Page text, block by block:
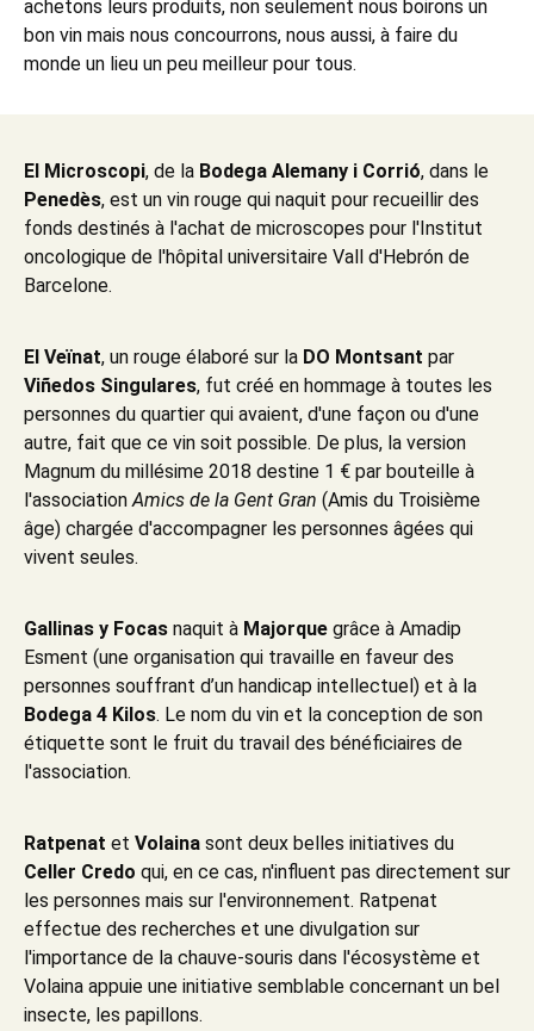
achetons leurs produits, non seulement nous boirons un
bon vin mais nous concourrons, nous aussi, à faire du
monde un lieu un peu meilleur pour tous.
El Microscopi, de la Bodega Alemany i Corrió, dans le
Penedès, est un vin rouge qui naquit pour recueillir des
fonds destinés à l'achat de microscopes pour l'Institut
oncologique de l'hôpital universitaire Vall d'Hebrón de
Barcelone.
El Veïnat, un rouge élaboré sur la DO Montsant par
Viñedos Singulares, fut créé en hommage à toutes les
personnes du quartier qui avaient, d'une façon ou d'une
autre, fait que ce vin soit possible. De plus, la version
Magnum du millésime 2018 destine 1 € par bouteille à
l'associationAmics de la Gent Gran (Amis du Troisième
âge) chargée d'accompagner les personnes âgées qui
vivent seules.
Gallinas y Focas naquit à Majorque grâce à Amadip
Esment (une organisation qui travaille en faveur des
personnes souffrant d’un handicap intellectuel) et à la
Bodega 4 Kilos. Le nom du vin et la conception de son
étiquette sont le fruit du travail des bénéficiaires de
l'association.
Ratpenat et Volaina sont deux belles initiatives du
Celler Credo qui, en ce cas, n'influent pas directement sur
les personnes mais sur l'environnement. Ratpenat
effectue des recherches et une divulgation sur
l'importance de la chauve-souris dans l'écosystème et
Volaina appuie une initiative semblable concernant un bel
insecte, les papillons.